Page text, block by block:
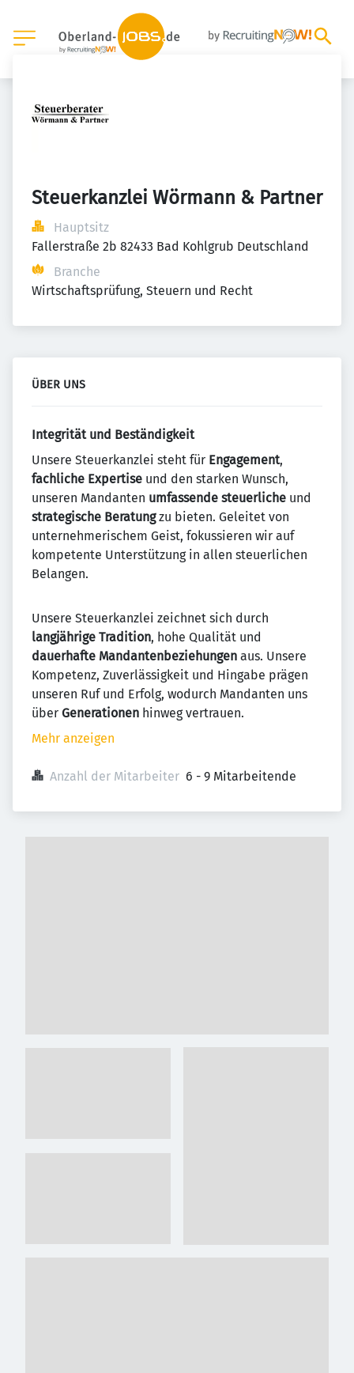
Steuerkanzlei Wörmann & Partner
Hauptsitz
Fallerstraße 2b 82433 Bad Kohlgrub Deutschland
Branche
Wirtschaftsprüfung, Steuern und Recht
ÜBER UNS
Integrität und Beständigkeit
Unsere Steuerkanzlei steht für Engagement,
fachliche Expertise und den starken Wunsch,
unseren Mandanten umfassende steuerliche und
strategische Beratungzu bieten. Geleitet von
unternehmerischem Geist, fokussieren wir auf
kompetente Unterstützung in allen steuerlichen
Belangen.
Unsere Steuerkanzlei zeichnet sich durch
langjährige Tradition, hohe Qualität und
dauerhafte Mandantenbeziehungen aus. Unsere
Kompetenz, Zuverlässigkeit und Hingabe prägen
unseren Ruf und Erfolg, wodurch Mandanten uns
über Generationen hinweg vertrauen.
Mehr anzeigen
Anzahl der Mitarbeiter 6 - 9 Mitarbeitende